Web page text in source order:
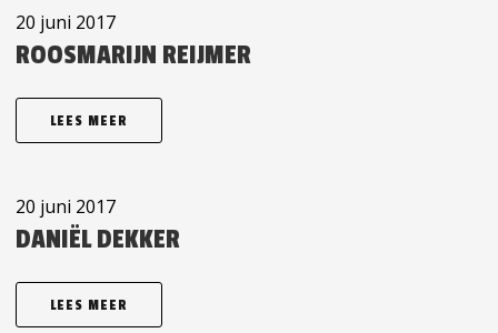
20 juni 2017
ROOSMARIJN REIJMER
LEES MEER
20 juni 2017
DANIËL DEKKER
LEES MEER